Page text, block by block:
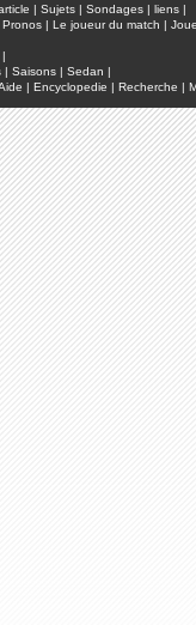
| Sujets | Sondages | liens |
Pronos | Le joueur du match |
|
| Saisons | Sedan |
| Encyclopedie | Recherche |